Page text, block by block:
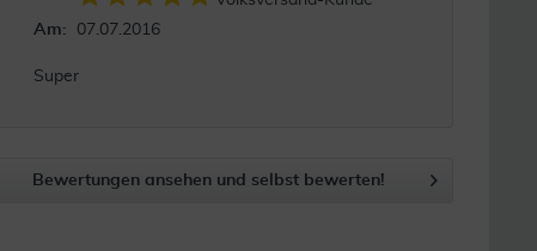
Am:
07.07.2016
Super
Bewertungen ansehen und selbst bewerten!